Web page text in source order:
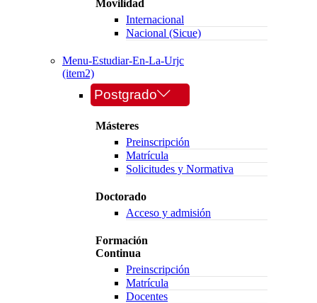
Movilidad
Internacional
Nacional (Sicue)
Menu-Estudiar-En-La-Urjc
(item2)
Postgrado
Másteres
Preinscripción
Matrícula
Solicitudes y Normativa
Doctorado
Acceso y admisión
Formación
Continua
Preinscripción
Matrícula
Docentes